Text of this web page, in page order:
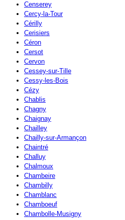
Censerey
Cercy-la-Tour
Cérilly
Cerisiers
Céron
Cersot
Cervon
Cessey-sur-Tille
Cessy-les-Bois
Cézy
Chablis
Chagny
Chaignay
Chailley
Chailly-sur-Armançon
Chaintré
Challuy
Chalmoux
Chambeire
Chambilly
Chamblanc
Chamboeuf
Chambolle-Musigny